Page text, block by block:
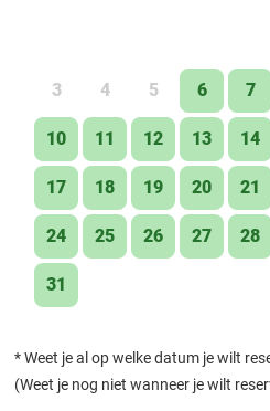
3 4 5 6 7
10 11 12 13 14
17 18 19 20 21
24 25 26 27 28
31
*Weet je al op welke datum je wilt
(Weet je nog niet wanneer je wilt